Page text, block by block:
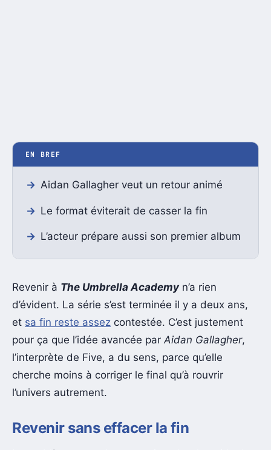
EN BREF
Aidan Gallagher veut un retour animé
Le format éviterait de casser la fin
L’acteur prépare aussi son premier album
Revenir à The Umbrella Academyn’a rien
d’évident. La série s’est terminée il y a deux ans,
et sa fin reste assez contestée. C’est justement
pour ça que l’idée avancée parAidan Gallagher,
l’interprète de Five, a du sens, parce qu’elle
cherche moins à corriger le final qu’à rouvrir
l’univers autrement.
Revenir sans effacer la fin